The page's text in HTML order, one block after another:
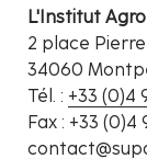
L'Institut
2 place
34060
Tél. : +33 (0)4
Fax : +33 (0)4